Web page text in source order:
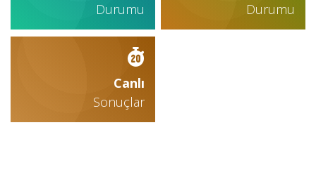
Durumu
Durumu
Canlı
Sonuçlar